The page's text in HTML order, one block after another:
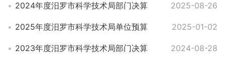
2024年度汨罗市科学技术局部门决算 2025-08-26
2025年度汨罗市科学技术局单位预算 2025-01-02
2023年度汨罗市科学技术局部门决算 2024-08-28